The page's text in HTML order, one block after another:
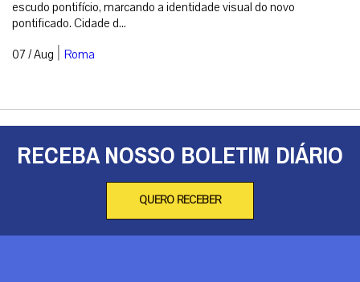
escudo pontifício, marcando a identidade visual do novo
pontificado. Cidade d...
07 / Aug | Roma
RECEBA NOSSO BOLETIM DIÁRIO
QUERO RECEBER